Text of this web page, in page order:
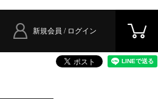
新規会員 / ログイン